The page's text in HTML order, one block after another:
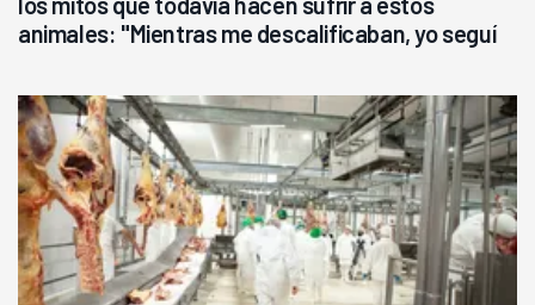
animales: "Mientras me descalificaban, yo seguí